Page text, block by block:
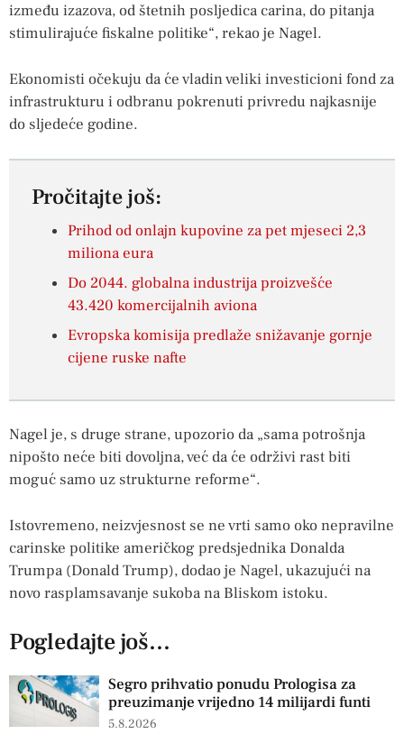
između izazova, od štetnih posljedica carina, do pitanja
stimulirajuće fiskalne politike“, rekao je Nagel.
Ekonomisti očekuju da će vladin veliki investicioni fond za
infrastrukturu i odbranu pokrenuti privredu najkasnije
do sljedeće godine.
Pročitajte još:
Prihod od onlajn kupovine za pet mjeseci 2,3
miliona eura
Do 2044. globalna industrija proizvešće
43.420 komercijalnih aviona
Evropska komisija predlaže snižavanje gornje
cijene ruske nafte
Nagel je, s druge strane, upozorio da „sama potrošnja
nipošto neće biti dovoljna, već da će održivi rast biti
moguć samo uz strukturne reforme“.
Istovremeno, neizvjesnost se ne vrti samo oko nepravilne
carinske politike američkog predsjednika Donalda
Trumpa (Donald Trump), dodao je Nagel, ukazujući na
novo rasplamsavanje sukoba na Bliskom istoku.
Pogledajte još...
Segro prihvatio ponudu Prologisa za
preuzimanje vrijedno 14 milijardi funti
5.8.2026